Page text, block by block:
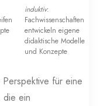
induktiv:
Fachwissenschaften
entwickeln eigene
didaktische Modelle
und Konzepte
für eine
die ein